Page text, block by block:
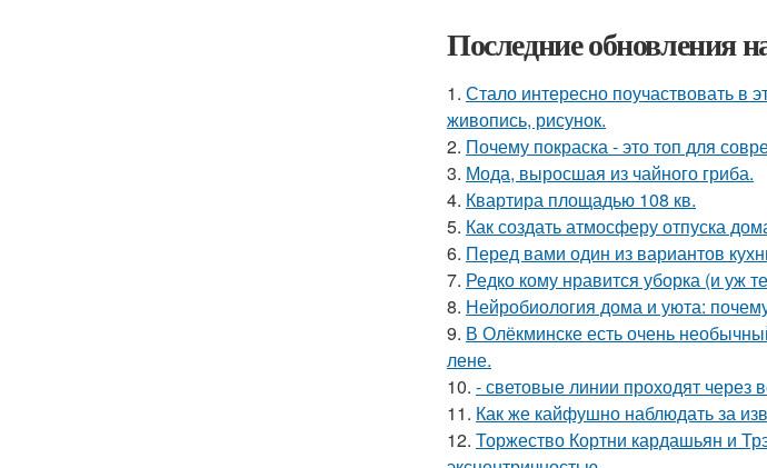
Последние обновления
1. Стало интересно поучаствовать в
живопись, рисунок.
2. Почему покраска - это топ для
3. Мода, выросшая из чайного гриба.
4. Квартира площадью 108 кв.
5. Как создать атмосферу отпуска
6. Перед вами один из вариантов
7. Редко кому нравится уборка (и уж
8. Нейробиология дома и уюта:
9. В Олёкминске есть очень
лене.
10. - световые линии проходят через
11. Как же кайфушно наблюдать за
12. Торжество Кортни кардашьян и